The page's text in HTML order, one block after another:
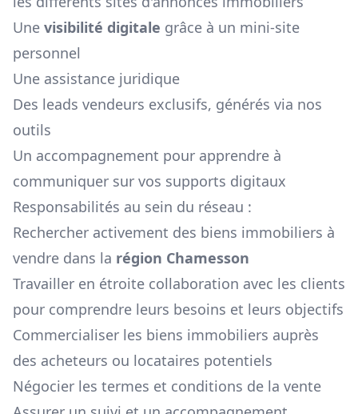
Une visibilité digitale grâce à un mini-site
personnel
Une assistance juridique
Des leads vendeurs exclusifs, générés via nos
outils
Un accompagnement pour apprendre à
communiquer sur vos supports digitaux
Responsabilités au sein du réseau :
Rechercher activement des biens immobiliers à
vendre dans la région Chamesson
Travailler en étroite collaboration avec les clients
pour comprendre leurs besoins et leurs objectifs
Commercialiser les biens immobiliers auprès
des acheteurs ou locataires potentiels
Négocier les termes et conditions de la vente